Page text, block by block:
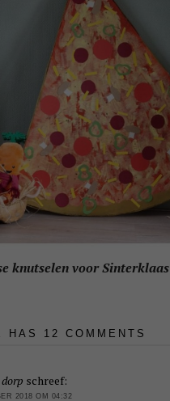
knutselen voor Sinterklaas
HAS 12 COMMENTS
dorp schreef:
2018 OM 04:32